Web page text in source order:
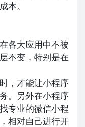
本。
各大应用中不被
不变，特别是在
，才能让小程序
。另外在小程序
专业的微信小程
相对自己进行开